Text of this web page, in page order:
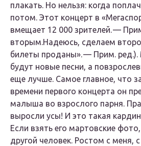
плакать. Но нельзя: когда
потом. Этот концерт в
вмещает 12 000 зрителей. —
вторым.Надеюсь, сделаем
билеты проданы». — Прим. ред.).
будут новые песни, а
еще лучше. Самое главное, что
времени первого концерта он
малыша во взрослого парня.
выросли усы! И это такая
Если взять его мартовские
другой человек. Ростом с меня,